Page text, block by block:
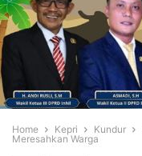
Home Kepri Kundur
Meresahkan Warga